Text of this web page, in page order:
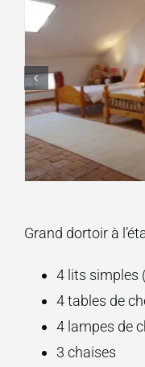
Grand dortoir à
4 lits simples
4 tables de
4 lampes de
3 chaises